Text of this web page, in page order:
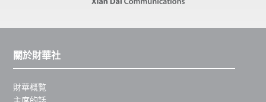
關於財華社
財華概覧